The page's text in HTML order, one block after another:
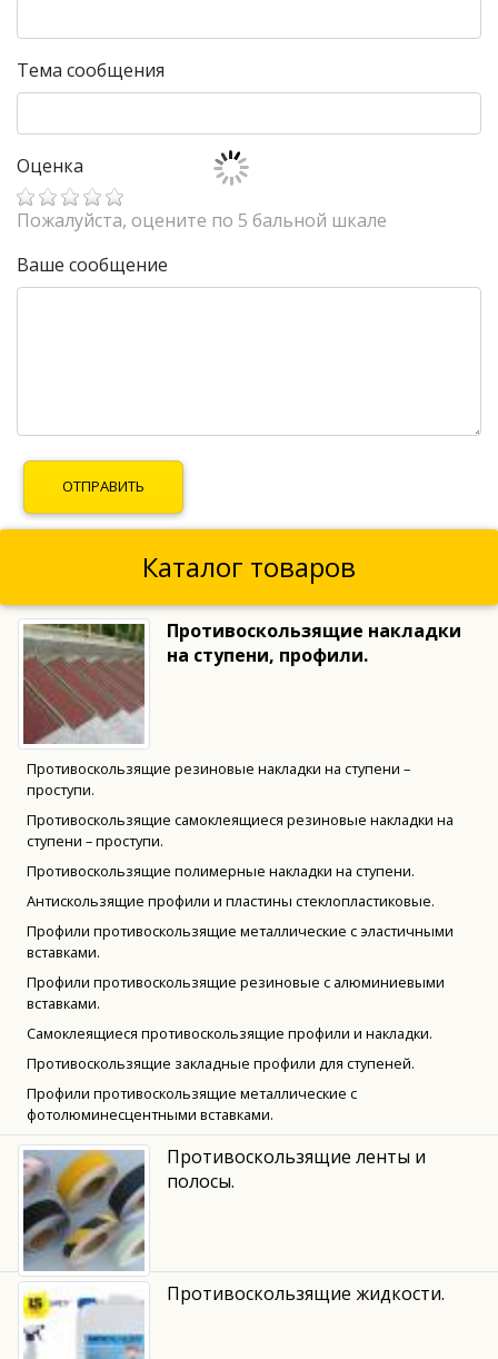
Тема сообщения
Оценка
Пожалуйста, оцените по 5 бальной шкале
Ваше сообщение
Каталог товаров
Противоскользящие накладки
на ступени, профили.
Противоскользящие резиновые накладки на ступени –
проступи.
Противоскользящие самоклеящиеся резиновые накладки на
ступени – проступи.
Противоскользящие полимерные накладки на ступени.
Антискользящие профили и пластины стеклопластиковые.
Профили противоскользящие металлические с эластичными
вставками.
Профили противоскользящие резиновые с алюминиевыми
вставками.
Самоклеящиеся противоскользящие профили и накладки.
Противоскользящие закладные профили для ступеней.
Профили противоскользящие металлические с
фотолюминесцентными вставками.
Противоскользящие ленты и
полосы.
Противоскользящие жидкости.